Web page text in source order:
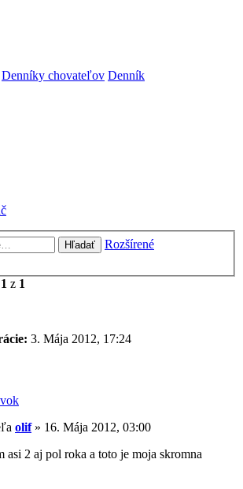
Denníky chovateľov Denník
Hľadať
Rozšírené
1 z 1
3. Mája 2012, 17:24
olif» 16. Mája 2012, 03:00
asi 2 aj pol roka a toto je moja skromna